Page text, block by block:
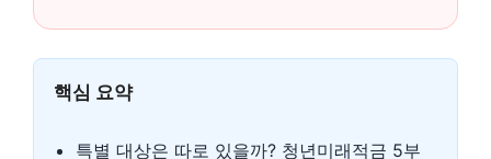
핵심 요약
특별 대상은 따로 있을까? 청년미래적금 5부